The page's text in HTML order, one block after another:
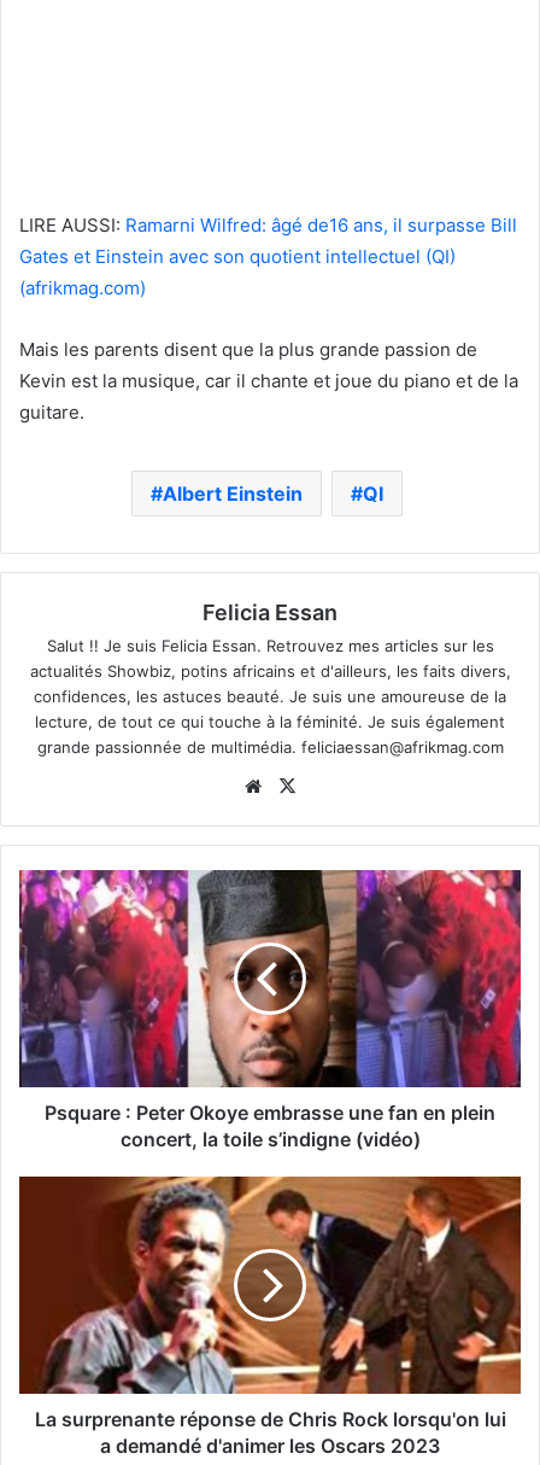
LIRE AUSSI: Ramarni Wilfred: âgé de16 ans, il surpasse Bill
Gates et Einstein avec son quotient intellectuel (QI)
(afrikmag.com)
Mais les parents disent que la plus grande passion de
Kevin est la musique, car il chante et joue du piano et de la
guitare.
Albert Einstein QI
Felicia Essan
Salut !! Je suis Felicia Essan. Retrouvez mes articles sur les
actualités Showbiz, potins africains et d'ailleurs, les faits divers,
confidences, les astuces beauté. Je suis une amoureuse de la
lecture, de tout ce qui touche à la féminité. Je suis également
grande passionnée de multimédia. feliciaessan@afrikmag.com
Website
Psquare : Peter Okoye embrasse une fan en plein
concert, la toile s’indigne (vidéo)
La surprenante réponse de Chris Rock lorsqu'on lui
a demandé d'animer les Oscars 2023